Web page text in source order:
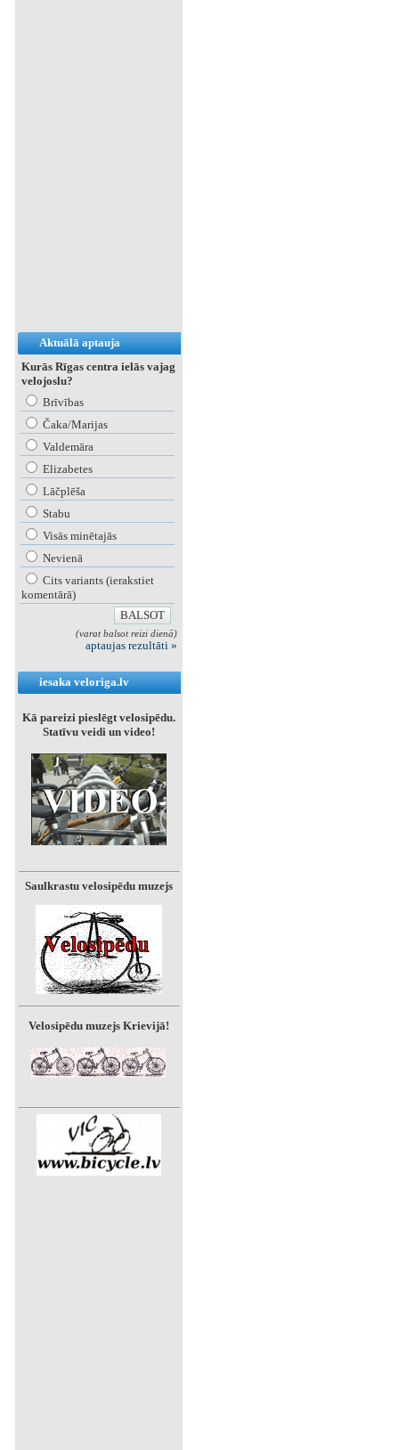
Aktuālā aptauja
Kurās Rīgas centra ielās vajag
velojoslu?
Brīvības
Čaka/Marijas
Valdemāra
Elizabetes
Lāčplēša
Stabu
Visās minētajās
Nevienā
Cits variants (ierakstiet
komentārā)
(varat balsot reizi dienā)
aptaujas rezultāti »
iesaka veloriga.lv
Kā pareizi pieslēgt velosipēdu.
Statīvu veidi un video!
Saulkrastu velosipēdu muzejs
Velosipēdu muzejs Krievijā!